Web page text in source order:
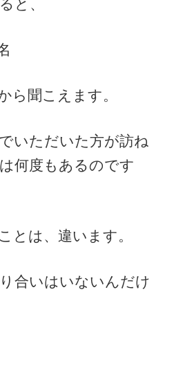
と、
ら聞こえます。
いただいた方が訪ね
何度もあるのです
とは、違います。
合いはいないんだけ